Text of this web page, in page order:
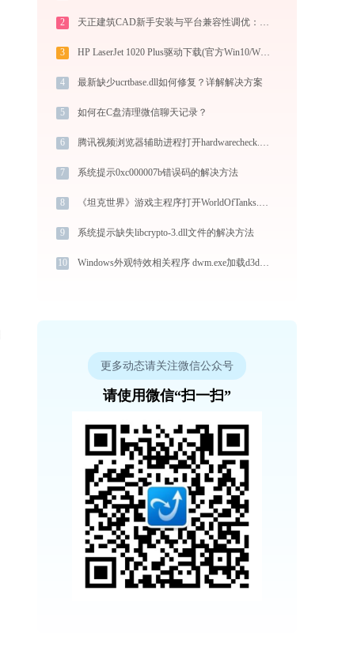
2 天正建筑CAD新手安装与平台兼容性调优：tianzhengcad.ijinshan.com 绿色上手秘籍
3 HP LaserJet 1020 Plus驱动下载(官方Win10/Win11)
4 最新缺少ucrtbase.dll如何修复？详解解决方案
5 如何在C盘清理微信聊天记录？
6 腾讯视频浏览器辅助进程打开hardwarecheck.exe提示0xc0000043错误码怎么办
7 系统提示0xc000007b错误码的解决方法
8 《坦克世界》游戏主程序打开WorldOfTanks.exe提示0xc000007b错误码怎么办
9 系统提示缺失libcrypto-3.dll文件的解决方法
10 Windows外观特效相关程序 dwm.exe加载d3d10_1core.dll文件丢失处理办法
更多动态请关注微信公众号
请使用微信“扫一扫”